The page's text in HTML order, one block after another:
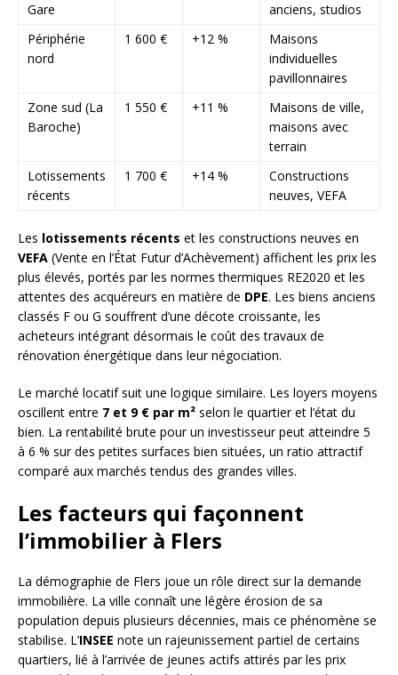
Gare
anciens, studios
Périphérie
nord
1 600 € +12 %
Maisons
individuelles
pavillonnaires
Zone sud (La
Baroche)
1 550 € +11 %
Maisons de ville,
maisons avec
terrain
Lotissements
récents
1 700 € +14 %
Constructions
neuves, VEFA
Les lotissements récents et les constructions neuves en
VEFA (Vente en l’État Futur d’Achèvement) affichent les prix les
plus élevés, portés par les normes thermiques RE2020 et les
attentes des acquéreurs en matière de DPE. Les biens anciens
classés F ou G souffrent d’une décote croissante, les
acheteurs intégrant désormais le coût des travaux de
rénovation énergétique dans leur négociation.
Le marché locatif suit une logique similaire. Les loyers moyens
oscillent entre 7 et 9 € par m² selon le quartier et l’état du
bien. La rentabilité brute pour un investisseur peut atteindre 5
à 6 % sur des petites surfaces bien situées, un ratio attractif
comparé aux marchés tendus des grandes villes.
Les facteurs qui façonnent
l’immobilier à Flers
La démographie de Flers joue un rôle direct sur la demande
immobilière. La ville connaît une légère érosion de sa
population depuis plusieurs décennies, mais ce phénomène se
stabilise. L’INSEE note un rajeunissement partiel de certains
quartiers, lié à l’arrivée de jeunes actifs attirés par les prix